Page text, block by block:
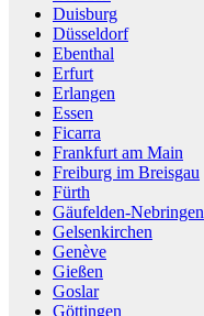
Duisburg
Düsseldorf
Ebenthal
Erfurt
Erlangen
Essen
Ficarra
Frankfurt am Main
Freiburg im Breisgau
Fürth
Gäufelden-Nebringen
Gelsenkirchen
Genève
Gießen
Goslar
Göttingen